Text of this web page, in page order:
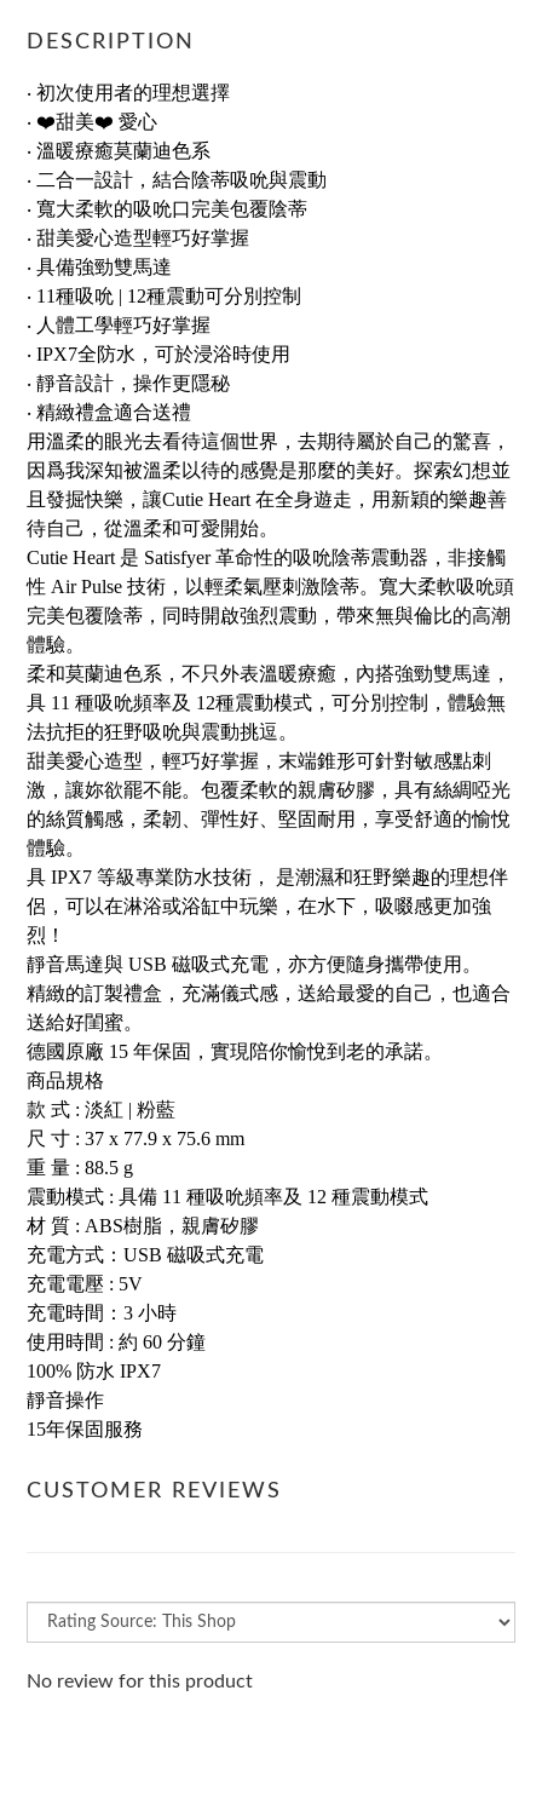
DESCRIPTION
‧ 初次使用者的理想選擇
‧ ❤️甜美❤️ 愛心
‧ 溫暖療癒莫蘭迪色系
‧ 二合一設計，結合陰蒂吸吮與震動
‧ 寬大柔軟的吸吮口完美包覆陰蒂
‧ 甜美愛心造型輕巧好掌握
‧ 具備強勁雙馬達
‧ 11種吸吮 | 12種震動可分別控制
‧ 人體工學輕巧好掌握
‧ IPX7全防水，可於浸浴時使用
‧ 靜音設計，操作更隱秘
‧ 精緻禮盒適合送禮
用溫柔的眼光去看待這個世界，去期待屬於自己的驚喜，
因爲我深知被溫柔以待的感覺是那麼的美好。探索幻想並
且發掘快樂，讓Cutie Heart 在全身遊走，用新穎的樂趣善
待自己，從溫柔和可愛開始。
Cutie Heart 是 Satisfyer 革命性的吸吮陰蒂震動器，非接觸
性 Air Pulse 技術，以輕柔氣壓刺激陰蒂。寬大柔軟吸吮頭
完美包覆陰蒂，同時開啟強烈震動，帶來無與倫比的高潮
體驗。
柔和莫蘭迪色系，不只外表溫暖療癒，內搭強勁雙馬達，
具 11 種吸吮頻率及 12種震動模式，可分別控制，體驗無
法抗拒的狂野吸吮與震動挑逗。
甜美愛心造型，輕巧好掌握，末端錐形可針對敏感點刺
激，讓妳欲罷不能。包覆柔軟的親膚矽膠，具有絲綢啞光
的絲質觸感，柔韌、彈性好、堅固耐用，享受舒適的愉悅
體驗。
具 IPX7 等級專業防水技術， 是潮濕和狂野樂趣的理想伴
侶，可以在淋浴或浴缸中玩樂，在水下，吸啜感更加強
烈！
靜音馬達與 USB 磁吸式充電，亦方便隨身攜帶使用。
精緻的訂製禮盒，充滿儀式感，送給最愛的自己，也適合
送給好閨蜜。
德國原廠 15 年保固，實現陪你愉悅到老的承諾。
商品規格
款 式 : 淡紅 | 粉藍
尺 寸 : 37 x 77.9 x 75.6 mm
重 量 : 88.5 g
震動模式 : 具備 11 種吸吮頻率及 12 種震動模式
材 質 : ABS樹脂，親膚矽膠
充電方式：USB 磁吸式充電
充電電壓 : 5V
充電時間：3 小時
使用時間 : 約 60 分鐘
100% 防水 IPX7
靜音操作
15年保固服務
CUSTOMER REVIEWS
No review for this product